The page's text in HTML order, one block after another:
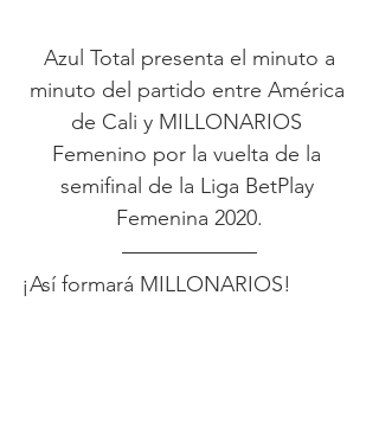
minuto del partido entre América
de Cali y MILLONARIOS
Femenino por la vuelta de la
semifinal de la Liga BetPlay
Femenina 2020.
¡Así formará MILLONARIOS!